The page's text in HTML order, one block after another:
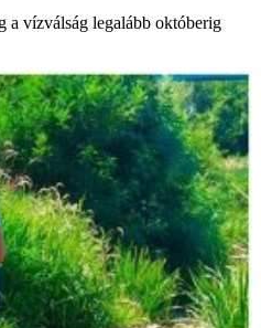
a vízválság legalább októberig